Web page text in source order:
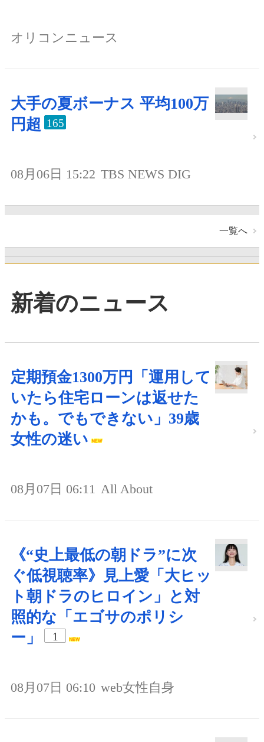
オリコンニュース
大手の夏ボーナス 平均100万
円超 165
08月06日 15:22 TBS NEWS DIG
一覧へ
新着のニュース
定期預金1300万円「運用して
いたら住宅ローンは返せた
かも。でもできない」39歳
女性の迷い
08月07日 06:11 All About
《“史上最低の朝ドラ”に次
ぐ低視聴率》見上愛「大ヒッ
ト朝ドラのヒロイン」と対
照的な「エゴサのポリシ
ー」
1
08月07日 06:10 web女性自身